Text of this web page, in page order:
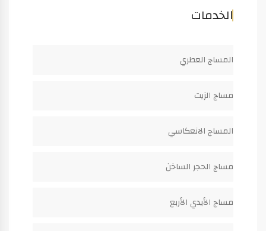
الخدمات
المساج العطري
مساج الزيت
المساج الانعكاسي
مساج الحجر الساخن
مساج الأيدي الأربع